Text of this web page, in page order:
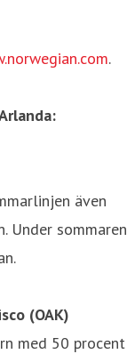
.
även
Under sommaren
(OAK)
med 50 procent